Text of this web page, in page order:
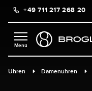
springen
+49 711 217 268 20
Uhren Damenuhren